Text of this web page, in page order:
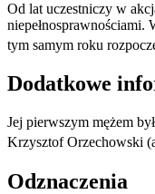
Od lat uczestniczy w
niepełnosprawnościami.
tym samym roku
Dodatkowe
Jej pierwszym mężem
Krzysztof Orzechowski
Odznaczenia